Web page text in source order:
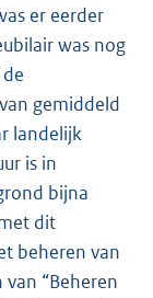
er eerder
was nog
gemiddeld
landelijk
is in
bijna
dit
beheren van
“Beheren